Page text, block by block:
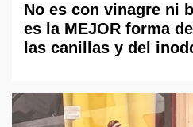
No es con vinagre ni
es la MEJOR forma
las canillas y del